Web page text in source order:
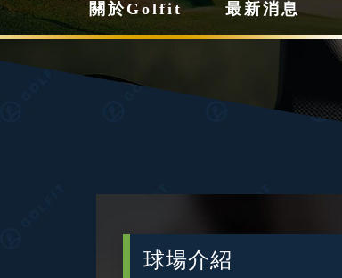
關於Golfit 最新消息
球場介紹